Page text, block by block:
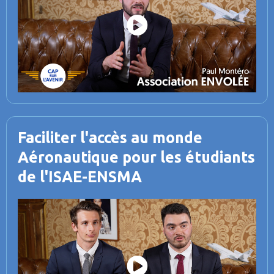
a
y
V
i
d
e
o
Faciliter l'accès au monde
Aéronautique pour les étudiants
de l'ISAE-ENSMA
P
l
a